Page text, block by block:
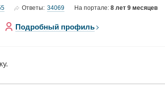
Ответы: 34069 На портале: 8 лет 9 месяцев
Подробный профиль